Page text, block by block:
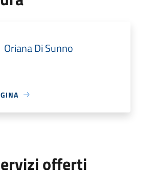
Oriana Di Sunno
offerti